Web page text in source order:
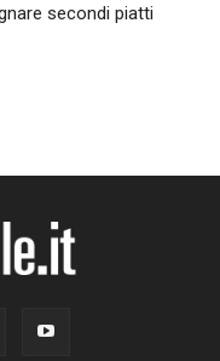
secondi piatti